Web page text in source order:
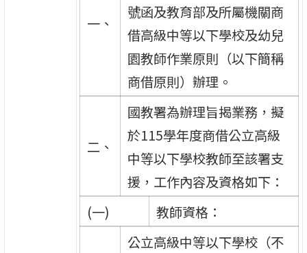
一、
號函及教育部及所屬機關商
借高級中等以下學校及幼兒
園教師作業原則（以下簡稱
商借原則）辦理。
二、
國教署為辦理旨揭業務，擬
於115學年度商借公立高級
中等以下學校教師至該署支
援，工作內容及資格如下：
(一)
教師資格：
公立高級中等以下學校（不